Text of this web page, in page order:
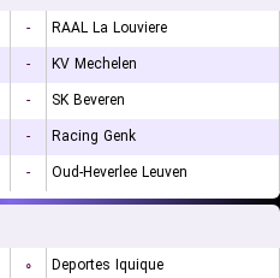
-
RAAL La Louviere
-
KV Mechelen
-
SK Beveren
-
Racing Genk
- Oud-Heverlee Leuven
۰
Deportes Iquique